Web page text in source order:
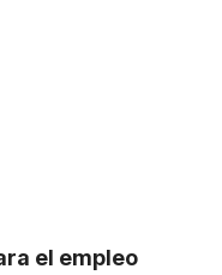
el empleo